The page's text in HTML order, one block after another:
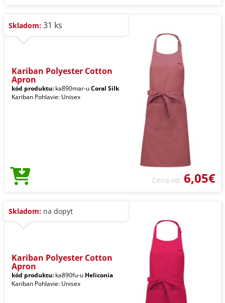
Skladom: 31 ks
Kariban Polyester Cotton
Apron
kód produktu: ka890mar-uCoral Silk
Kariban Pohlavie: Unisex
Cena od 6,05€
Skladom: na dopyt
Kariban Polyester Cotton
Apron
kód produktu: ka890fu-u Heliconia
Kariban Pohlavie: Unisex